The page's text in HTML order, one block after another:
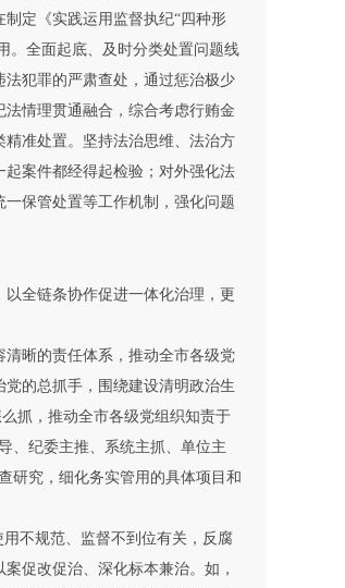
定《实践运用监督执纪“四种形
。全面起底、及时分类处置问题线
犯罪的严肃查处，通过惩治极少
情理贯通融合，综合考虑行贿金
准处置。坚持法治思维、法治方
案件都经得起检验；对外强化法
保管处置等工作机制，强化问题
全链条协作促进一体化治理，更
晰的责任体系，推动全市各级党
的总抓手，围绕建设清明政治生
抓，推动全市各级党组织知责于
、纪委主推、系统主抓、单位主
研究，细化务实管用的具体项目和
不规范、监督不到位有关，反腐
促改促治、深化标本兼治。如，